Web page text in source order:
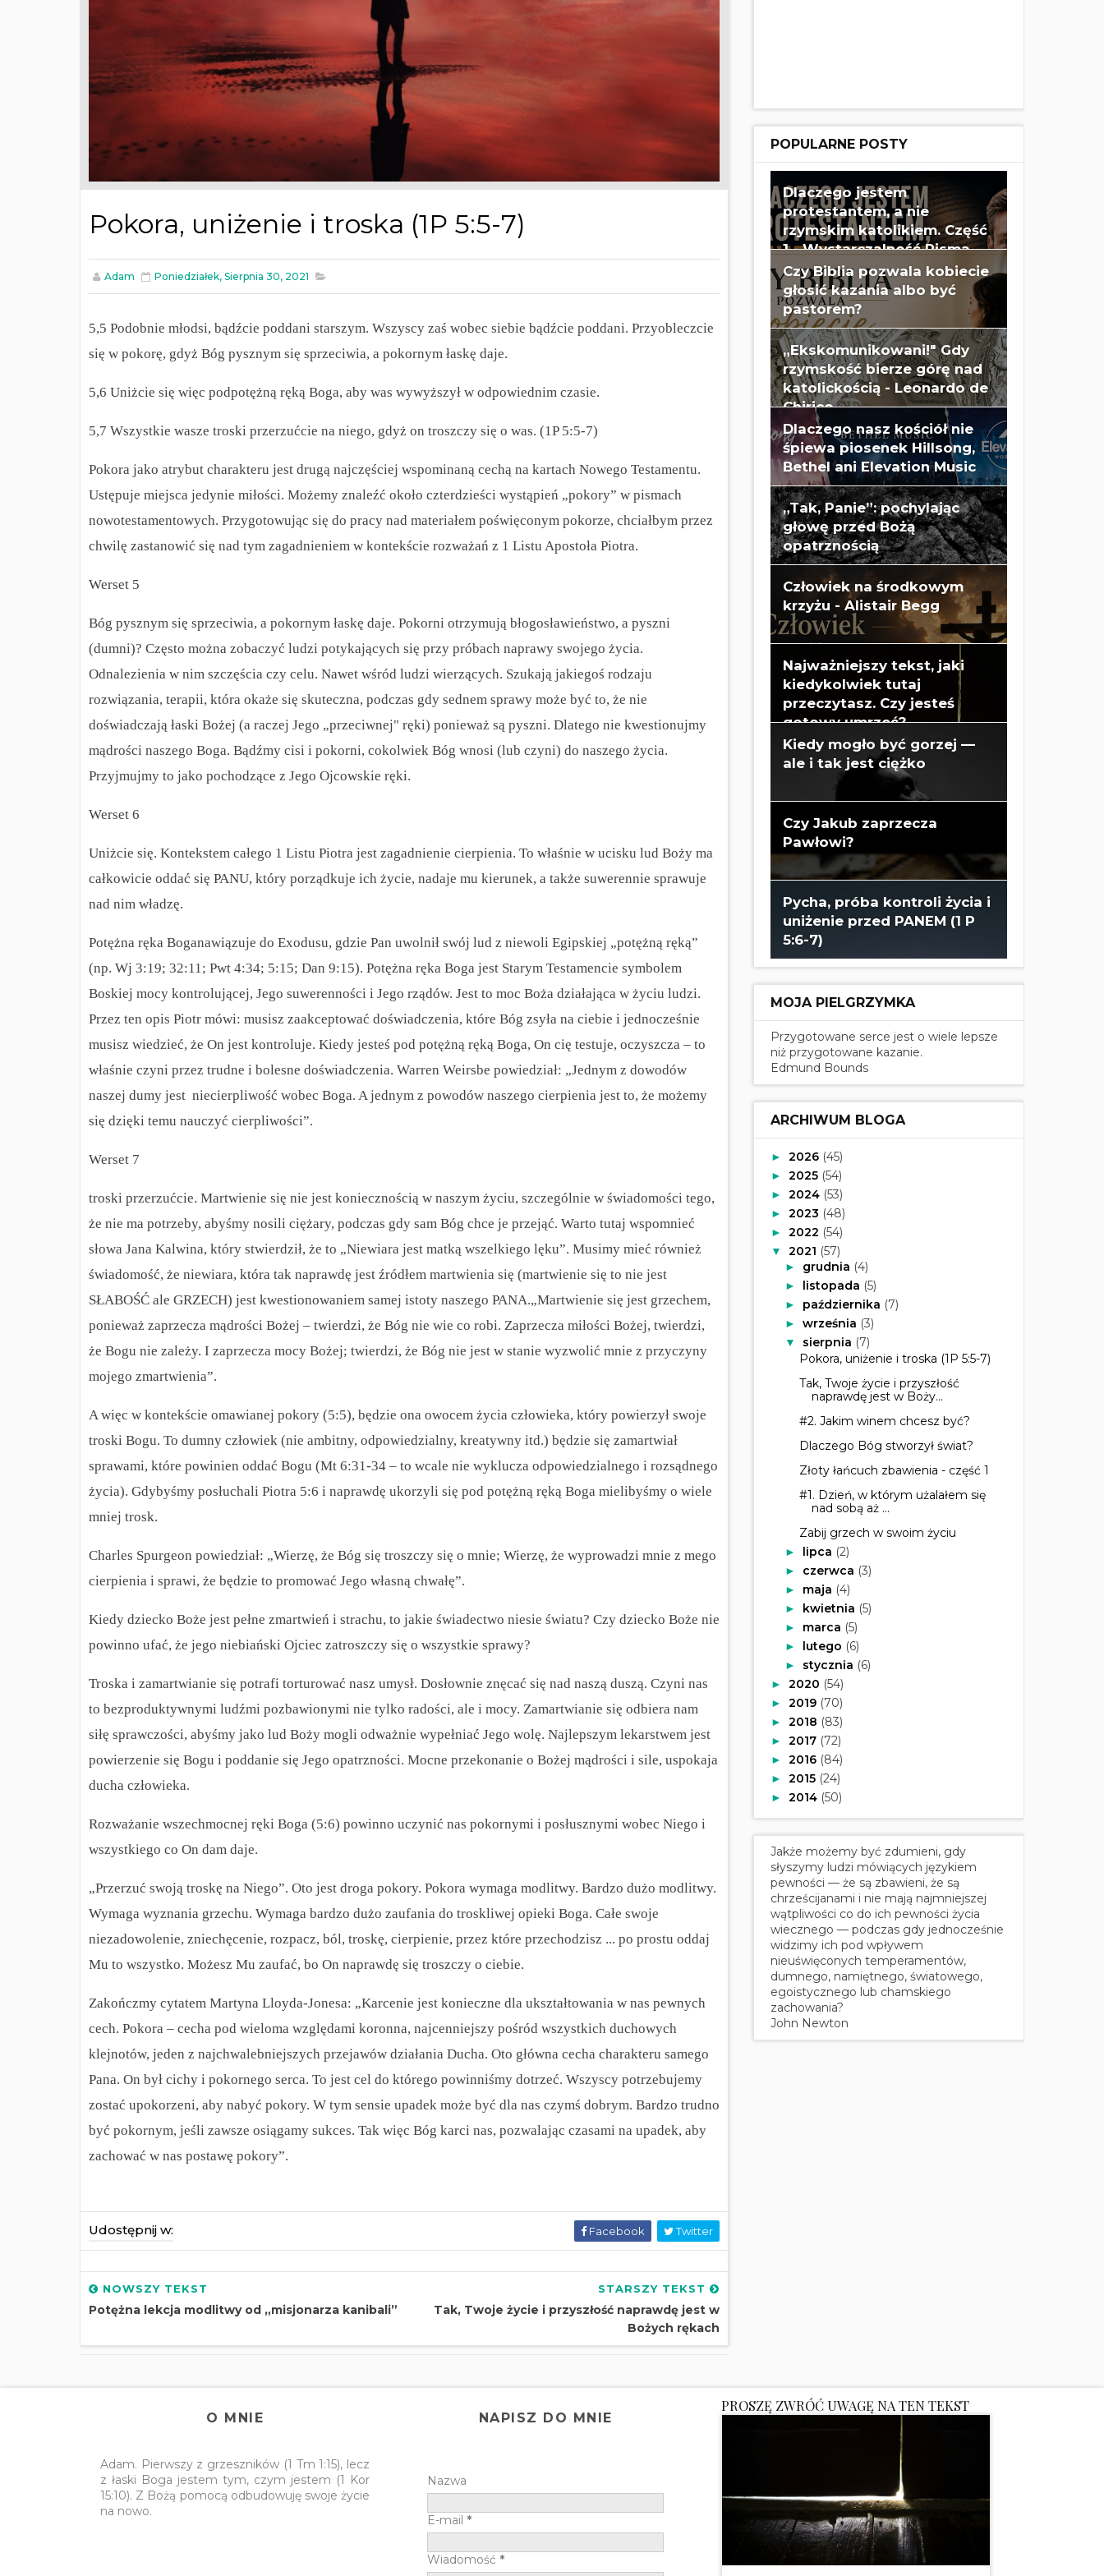
Pokora, uniżenie i troska (1P 5:5-7)
Adam Poniedziałek, Sierpnia 30, 2021
5,5 Podobnie młodsi, bądźcie poddani starszym. Wszyscy zaś wobec siebie bądźcie poddani. Przyobleczcie
się w pokorę, gdyż Bóg pysznym się sprzeciwia, a pokornym łaskę daje.
5,6 Uniżcie się więc podpotężną ręką Boga, aby was wywyższył w odpowiednim czasie.
5,7 Wszystkie wasze troski przerzućcie na niego, gdyż on troszczy się o was. (1P 5:5-7)
Pokora jako atrybut charakteru jest drugą najczęściej wspominaną cechą na kartach Nowego Testamentu.
Ustępuje miejsca jedynie miłości. Możemy znaleźć około czterdzieści wystąpień „pokory” w pismach
nowotestamentowych. Przygotowując się do pracy nad materiałem poświęconym pokorze, chciałbym przez
chwilę zastanowić się nad tym zagadnieniem w kontekście rozważań z 1 Listu Apostoła Piotra.
Werset 5
Bóg pysznym się sprzeciwia, a pokornym łaskę daje. Pokorni otrzymują błogosławieństwo, a pyszni
(dumni)? Często można zobaczyć ludzi potykających się przy próbach naprawy swojego życia.
Odnalezienia w nim szczęścia czy celu. Nawet wśród ludzi wierzących. Szukają jakiegoś rodzaju
rozwiązania, terapii, która okaże się skuteczna, podczas gdy sednem sprawy może być to, że nie
doświadczają łaski Bożej (a raczej Jego „przeciwnej" ręki) ponieważ są pyszni. Dlatego nie kwestionujmy
mądrości naszego Boga. Bądźmy cisi i pokorni, cokolwiek Bóg wnosi (lub czyni) do naszego życia.
Przyjmujmy to jako pochodzące z Jego Ojcowskie ręki.
Werset 6
Uniżcie się. Kontekstem całego 1 Listu Piotra jest zagadnienie cierpienia. To właśnie w ucisku lud Boży ma
całkowicie oddać się PANU, który porządkuje ich życie, nadaje mu kierunek, a także suwerennie sprawuje
nad nim władzę.
Potężna ręka Boganawiązuje do Exodusu, gdzie Pan uwolnił swój lud z niewoli Egipskiej „potężną ręką”
(np. Wj 3:19; 32:11; Pwt 4:34; 5:15; Dan 9:15). Potężna ręka Boga jest Starym Testamencie symbolem
Boskiej mocy kontrolującej, Jego suwerenności i Jego rządów. Jest to moc Boża działająca w życiu ludzi.
Przez ten opis Piotr mówi: musisz zaakceptować doświadczenia, które Bóg zsyła na ciebie i jednocześnie
musisz wiedzieć, że On jest kontroluje. Kiedy jesteś pod potężną ręką Boga, On cię testuje, oczyszcza – to
właśnie czyni przez trudne i bolesne doświadczenia. Warren Weirsbe powiedział: „Jednym z dowodów
naszej dumy jest niecierpliwość wobec Boga. A jednym z powodów naszego cierpienia jest to, że możemy
się dzięki temu nauczyć cierpliwości”.
Werset 7
troski przerzućcie. Martwienie się nie jest koniecznością w naszym życiu, szczególnie w świadomości tego,
że nie ma potrzeby, abyśmy nosili ciężary, podczas gdy sam Bóg chce je przejąć. Warto tutaj wspomnieć
słowa Jana Kalwina, który stwierdził, że to „Niewiara jest matką wszelkiego lęku”. Musimy mieć również
świadomość, że niewiara, która tak naprawdę jest źródłem martwienia się (martwienie się to nie jest
SŁABOŚĆ ale GRZECH) jest kwestionowaniem samej istoty naszego PANA.„Martwienie się jest grzechem,
ponieważ zaprzecza mądrości Bożej – twierdzi, że Bóg nie wie co robi. Zaprzecza miłości Bożej, twierdzi,
że Bogu nie zależy. I zaprzecza mocy Bożej; twierdzi, że Bóg nie jest w stanie wyzwolić mnie z przyczyny
mojego zmartwienia”.
A więc w kontekście omawianej pokory (5:5), będzie ona owocem życia człowieka, który powierzył swoje
troski Bogu. To dumny człowiek (nie ambitny, odpowiedzialny, kreatywny itd.) będzie się zamartwiał
sprawami, które powinien oddać Bogu (Mt 6:31-34 – to wcale nie wyklucza odpowiedzialnego i rozsądnego
życia). Gdybyśmy posłuchali Piotra 5:6 i naprawdę ukorzyli się pod potężną ręką Boga mielibyśmy o wiele
mniej trosk.
Charles Spurgeon powiedział: „Wierzę, że Bóg się troszczy się o mnie; Wierzę, że wyprowadzi mnie z mego
cierpienia i sprawi, że będzie to promować Jego własną chwałę”.
Kiedy dziecko Boże jest pełne zmartwień i strachu, to jakie świadectwo niesie światu? Czy dziecko Boże nie
powinno ufać, że jego niebiański Ojciec zatroszczy się o wszystkie sprawy?
Troska i zamartwianie się potrafi torturować nasz umysł. Dosłownie znęcać się nad naszą duszą. Czyni nas
to bezproduktywnymi ludźmi pozbawionymi nie tylko radości, ale i mocy. Zamartwianie się odbiera nam
siłę sprawczości, abyśmy jako lud Boży mogli odważnie wypełniać Jego wolę. Najlepszym lekarstwem jest
powierzenie się Bogu i poddanie się Jego opatrzności. Mocne przekonanie o Bożej mądrości i sile, uspokaja
ducha człowieka.
Rozważanie wszechmocnej ręki Boga (5:6) powinno uczynić nas pokornymi i posłusznymi wobec Niego i
wszystkiego co On dam daje.
„Przerzuć swoją troskę na Niego”. Oto jest droga pokory. Pokora wymaga modlitwy. Bardzo dużo modlitwy.
Wymaga wyznania grzechu. Wymaga bardzo dużo zaufania do troskliwej opieki Boga. Całe swoje
niezadowolenie, zniechęcenie, rozpacz, ból, troskę, cierpienie, przez które przechodzisz ... po prostu oddaj
Mu to wszystko. Możesz Mu zaufać, bo On naprawdę się troszczy o ciebie.
Zakończmy cytatem Martyna Lloyda-Jonesa: „Karcenie jest konieczne dla ukształtowania w nas pewnych
cech. Pokora – cecha pod wieloma względami koronna, najcenniejszy pośród wszystkich duchowych
klejnotów, jeden z najchwalebniejszych przejawów działania Ducha. Oto główna cecha charakteru samego
Pana. On był cichy i pokornego serca. To jest cel do którego powinniśmy dotrzeć. Wszyscy potrzebujemy
zostać upokorzeni, aby nabyć pokory. W tym sensie upadek może być dla nas czymś dobrym. Bardzo trudno
być pokornym, jeśli zawsze osiągamy sukces. Tak więc Bóg karci nas, pozwalając czasami na upadek, aby
zachować w nas postawę pokory”.
Udostępnij w: Facebook Twitter
NOWSZY TEKST
Potężna lekcja modlitwy od „misjonarza kanibali”
STARSZY TEKST
Tak, Twoje życie i przyszłość naprawdę jest w
Bożych rękach
POPULARNE POSTY
Dlaczego jestem
protestantem, a nie
rzymskim katolikiem. Część
1 - Wystarczalność Pisma
Świętego - Wes Huff
Czy Biblia pozwala kobiecie
głosić kazania albo być
pastorem?
„Ekskomunikowani!" Gdy
rzymskość bierze górę nad
katolickością - Leonardo de
Chirico
Dlaczego nasz kościół nie
śpiewa piosenek Hillsong,
Bethel ani Elevation Music
„Tak, Panie”: pochylając
głowę przed Bożą
opatrznością
Człowiek na środkowym
krzyżu - Alistair Begg
Najważniejszy tekst, jaki
kiedykolwiek tutaj
przeczytasz. Czy jesteś
gotowy umrzeć?
Kiedy mogło być gorzej —
ale i tak jest ciężko
Czy Jakub zaprzecza
Pawłowi?
Pycha, próba kontroli życia i
uniżenie przed PANEM (1 P
5:6-7)
MOJA PIELGRZYMKA
Przygotowane serce jest o wiele lepsze
niż przygotowane kazanie.
Edmund Bounds
ARCHIWUM BLOGA
► 2026 (45)
► 2025 (54)
► 2024 (53)
► 2023 (48)
► 2022 (54)
▼ 2021 (57)
► grudnia (4)
► listopada (5)
► października (7)
► września (3)
▼ sierpnia (7)
Pokora, uniżenie i troska (1P 5:5-7)
Tak, Twoje życie i przyszłość
naprawdę jest w Boży...
#2. Jakim winem chcesz być?
Dlaczego Bóg stworzył świat?
Złoty łańcuch zbawienia - część 1
#1. Dzień, w którym użalałem się
nad sobą aż ...
Zabij grzech w swoim życiu
► lipca (2)
► czerwca (3)
► maja (4)
► kwietnia (5)
► marca (5)
► lutego (6)
► stycznia (6)
► 2020 (54)
► 2019 (70)
► 2018 (83)
► 2017 (72)
► 2016 (84)
► 2015 (24)
► 2014 (50)
Jakże możemy być zdumieni, gdy
słyszymy ludzi mówiących językiem
pewności — że są zbawieni, że są
chrześcijanami i nie mają najmniejszej
wątpliwości co do ich pewności życia
wiecznego — podczas gdy jednocześnie
widzimy ich pod wpływem
nieuświęconych temperamentów,
dumnego, namiętnego, światowego,
egoistycznego lub chamskiego
zachowania?
John Newton
O MNIE
Adam. Pierwszy z grzeszników (1 Tm 1:15), lecz
z łaski Boga jestem tym, czym jestem (1 Kor
15:10). Z Bożą pomocą odbudowuję swoje życie
na nowo.
NAPISZ DO MNIE
Nazwa
E-mail *
Wiadomość *
PROSZĘ ZWRÓĆ UWAGĘ NA TEN TEKST